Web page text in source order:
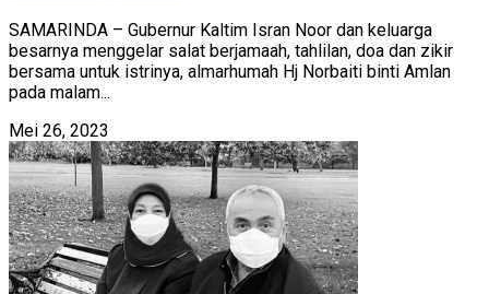
SAMARINDA – Gubernur Kaltim Isran Noor dan keluarga
besarnya menggelar salat berjamaah, tahlilan, doa dan zikir
bersama untuk istrinya, almarhumah Hj Norbaiti binti Amlan
pada malam...
Mei 26, 2023